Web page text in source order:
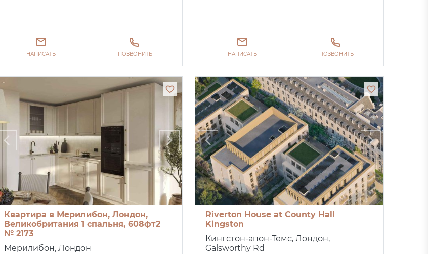
НАПИСАТЬ ПОЗВОНИТЬ НАПИСАТЬ ПОЗВОНИТЬ
Квартира в Мерилибон, Лондон,
Великобритания 1 спальня, 608фт2
№ 2173
Мерилибон, Лондон
Riverton House at County Hall
Kingston
Кингстон-апон-Темс, Лондон,
Galsworthy Rd